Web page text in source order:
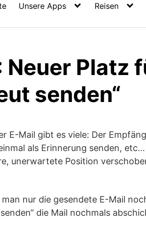
Unsere Apps Reisen
Platz
senden“
E-Mail gibt es viele: Der
als Erinnerung senden,
unerwartete Position
nur die gesendete E-Mail
die Mail nochmals